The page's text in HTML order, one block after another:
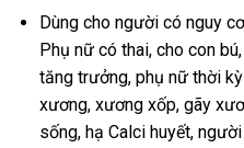
Dùng cho người có nguy
Phụ nữ có thai, cho con
tăng trưởng, phụ nữ thời
xương, xương xốp, gãy
sống, hạ Calci huyết,